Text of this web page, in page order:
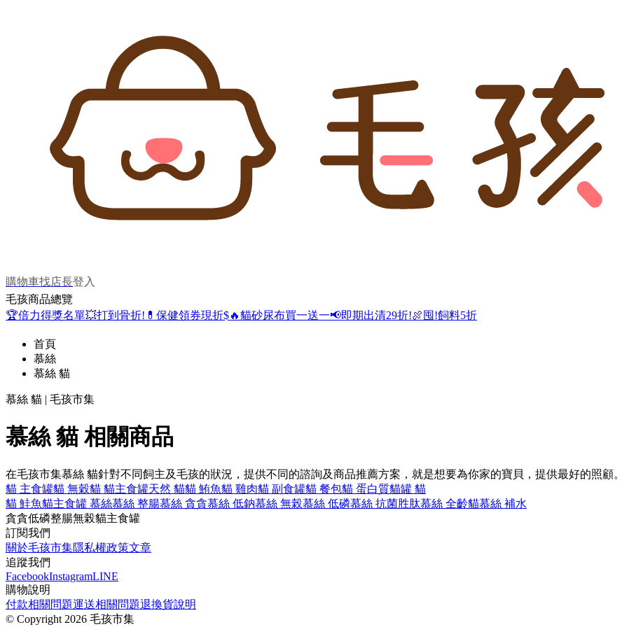
購物車找店長登入
毛孩商品總覽
🏆倍力得獎名單💥打到骨折! 💊保健領券現折$🔥貓砂尿布買一送一📢即期出清29折!🍖囤!飼料5折
首頁
慕絲
慕絲 貓
慕絲 貓 | 毛孩市集
慕絲 貓 相關商品
在毛孩市集慕絲 貓針對不同飼主及毛孩的狀況，提供不同的諮詢及商品推薦方案，就是想要為你家的寶貝，提供最好的照顧。
貓 主食罐貓 無穀貓 貓主食罐天然 貓貓 鮪魚貓 雞肉貓 副食罐貓 餐包貓 蛋白質貓罐 貓
貓 鮭魚貓主食罐 慕絲慕絲 整腸慕絲 貪貪慕絲 低鈉慕絲 無榖慕絲 低磷慕絲 抗菌胜肽慕絲 全齡貓慕絲 補水
貪貪低磷整腸無榖貓主食罐
訂閱我們
關於毛孩市集隱私權政策文章
追蹤我們
FacebookInstagramLINE
購物說明
付款相關問題運送相關問題退換貨說明
© Copyright 2026 毛孩市集